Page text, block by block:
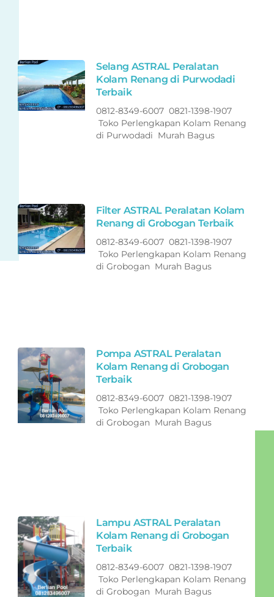
Selang ASTRAL Peralatan
Kolam Renang di Purwodadi
Terbaik
0812-8349-6007 0821-1398-1907
Toko Perlengkapan Kolam Renang
di Purwodadi Murah Bagus
Filter ASTRAL Peralatan Kolam
Renang di Grobogan Terbaik
0812-8349-6007 0821-1398-1907
Toko Perlengkapan Kolam Renang
di Grobogan Murah Bagus
Pompa ASTRAL Peralatan
Kolam Renang di Grobogan
Terbaik
0812-8349-6007 0821-1398-1907
Toko Perlengkapan Kolam Renang
di Grobogan Murah Bagus
Lampu ASTRAL Peralatan
Kolam Renang di Grobogan
Terbaik
0812-8349-6007 0821-1398-1907
Toko Perlengkapan Kolam Renang
di Grobogan Murah Bagus